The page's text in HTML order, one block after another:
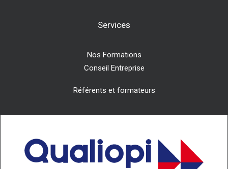
Services
Nos Formations
Conseil Entreprise
Référents et formateurs